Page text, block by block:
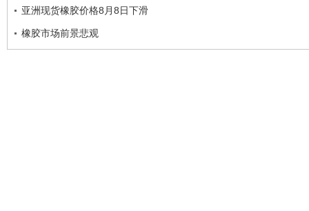
亚洲现货橡胶价格8月8日下滑
橡胶市场前景悲观